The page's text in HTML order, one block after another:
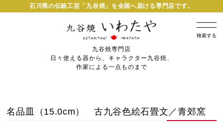
石川県の伝統工芸「九谷焼」を全国へ届ける専門店です。
検索する
九谷焼専門店
日々使える器から、キャラクター九谷焼、
作家による一点ものまで
名品皿（15.0cm） 古九谷色絵石畳文／青郊窯